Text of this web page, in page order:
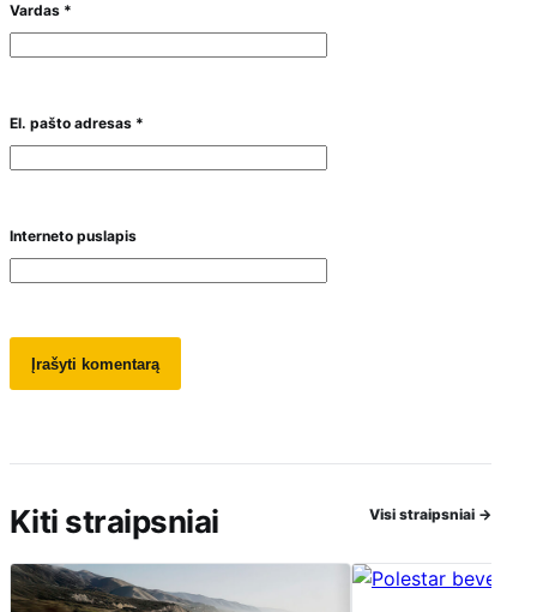
Vardas *
El. pašto adresas *
Interneto puslapis
Kiti straipsniai Visi straipsniai →